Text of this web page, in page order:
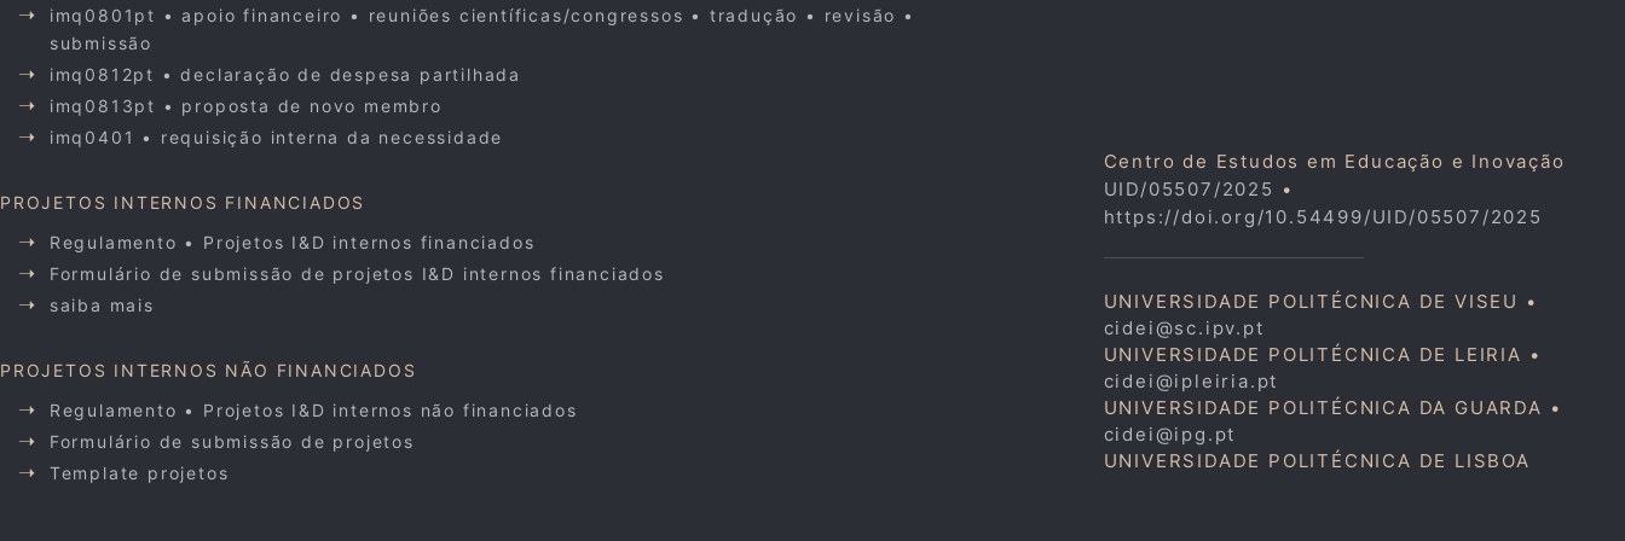
imq0801pt • apoio financeiro • reuniões científicas/congressos • tradução • revisão •
submissão
imq0812pt • declaração de despesa partilhada
imq0813pt • proposta de novo membro
imq0401 • requisição interna da necessidade
PROJETOS INTERNOS FINANCIADOS
Regulamento • Projetos I&D internos financiados
Formulário de submissão de projetos I&D internos financiados
saiba mais
PROJETOS INTERNOS NÃO FINANCIADOS
Regulamento • Projetos I&D internos não financiados
Formulário de submissão de projetos
Template projetos
Centro de Estudos em Educação e Inovação
UID/05507/2025 •
https://doi.org/10.54499/UID/05507/2025
UNIVERSIDADE POLITÉCNICA DE VISEU •
cidei@sc.ipv.pt
UNIVERSIDADE POLITÉCNICA DE LEIRIA •
cidei@ipleiria.pt
UNIVERSIDADE POLITÉCNICA DA GUARDA •
cidei@ipg.pt
UNIVERSIDADE POLITÉCNICA DE LISBOA